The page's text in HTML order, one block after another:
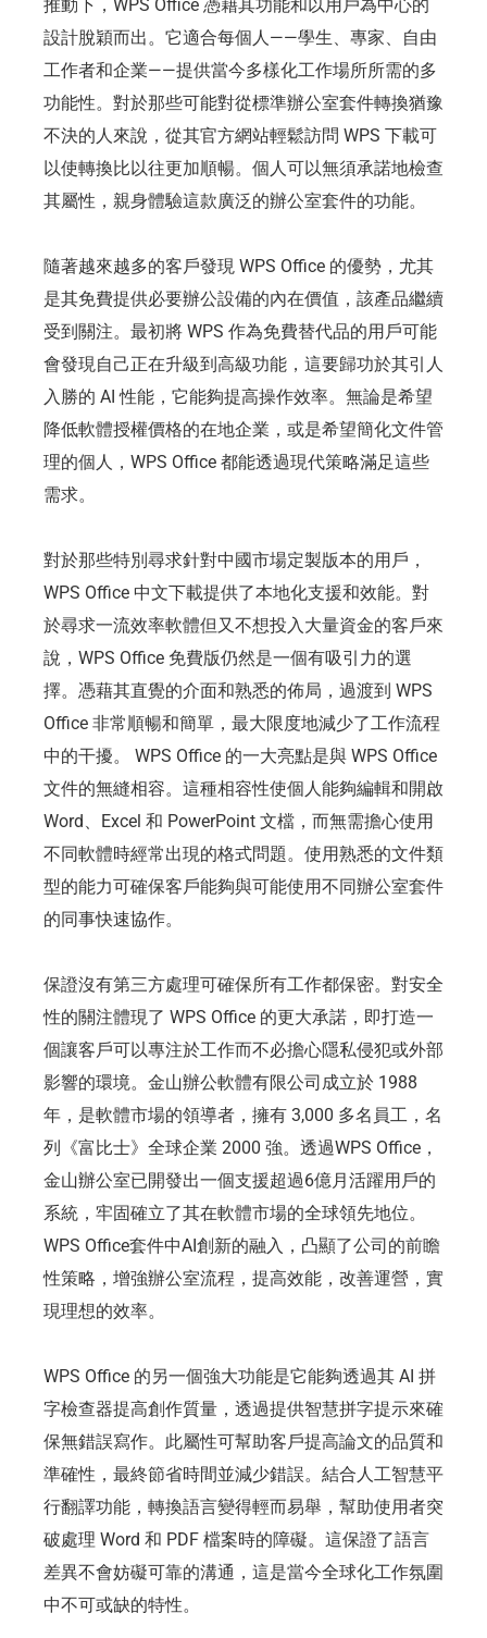
推動下，WPS Office 憑藉其功能和以用戶為中心的
設計脫穎而出。它適合每個人——學生、專家、自由
工作者和企業——提供當今多樣化工作場所所需的多
功能性。對於那些可能對從標準辦公室套件轉換猶豫
不決的人來說，從其官方網站輕鬆訪問 WPS 下載可
以使轉換比以往更加順暢。個人可以無須承諾地檢查
其屬性，親身體驗這款廣泛的辦公室套件的功能。
隨著越來越多的客戶發現 WPS Office 的優勢，尤其
是其免費提供必要辦公設備的內在價值，該產品繼續
受到關注。最初將 WPS 作為免費替代品的用戶可能
會發現自己正在升級到高級功能，這要歸功於其引人
入勝的 AI 性能，它能夠提高操作效率。無論是希望
降低軟體授權價格的在地企業，或是希望簡化文件管
理的個人，WPS Office 都能透過現代策略滿足這些
需求。
對於那些特別尋求針對中國市場定製版本的用戶，
WPS Office 中文下載提供了本地化支援和效能。對
於尋求一流效率軟體但又不想投入大量資金的客戶來
說，WPS Office 免費版仍然是一個有吸引力的選
擇。憑藉其直覺的介面和熟悉的佈局，過渡到 WPS
Office 非常順暢和簡單，最大限度地減少了工作流程
中的干擾。 WPS Office 的一大亮點是與 WPS Office
文件的無縫相容。這種相容性使個人能夠編輯和開啟
Word、Excel 和 PowerPoint 文檔，而無需擔心使用
不同軟體時經常出現的格式問題。使用熟悉的文件類
型的能力可確保客戶能夠與可能使用不同辦公室套件
的同事快速協作。
保證沒有第三方處理可確保所有工作都保密。對安全
性的關注體現了 WPS Office 的更大承諾，即打造一
個讓客戶可以專注於工作而不必擔心隱私侵犯或外部
影響的環境。金山辦公軟體有限公司成立於 1988
年，是軟體市場的領導者，擁有 3,000 多名員工，名
列《富比士》全球企業 2000 強。透過WPS Office，
金山辦公室已開發出一個支援超過6億月活躍用戶的
系統，牢固確立了其在軟體市場的全球領先地位。
WPS Office套件中AI創新的融入，凸顯了公司的前瞻
性策略，增強辦公室流程，提高效能，改善運營，實
現理想的效率。
WPS Office 的另一個強大功能是它能夠透過其 AI 拼
字檢查器提高創作質量，透過提供智慧拼字提示來確
保無錯誤寫作。此屬性可幫助客戶提高論文的品質和
準確性，最終節省時間並減少錯誤。結合人工智慧平
行翻譯功能，轉換語言變得輕而易舉，幫助使用者突
破處理 Word 和 PDF 檔案時的障礙。這保證了語言
差異不會妨礙可靠的溝通，這是當今全球化工作氛圍
中不可或缺的特性。